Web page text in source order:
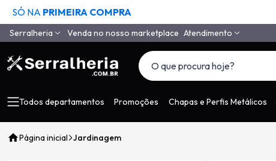
SÓ NA PRIMEIRA COMPRA
Serralheria
Quem Somos
Segurança
Pagamento
Venda no nosso marketplace Atendimento
(11) 4558-6994
(11) 97650-9985
Todos departamentos Promoções Chapas e Perfis Metálicos
Página inicial Jardinagem